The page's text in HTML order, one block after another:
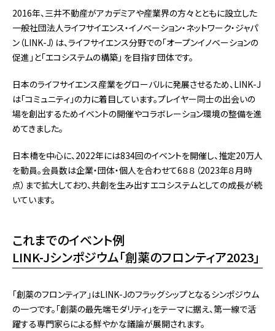
2016年、三井不動産がアカデミアや産業界の方々とともに設立した
一般社団法人ライフサイエンス・イノベーション・ネットワーク・ジャパ
ン（LINK-J）は、ライフサイエンス分野での「オープンイノベーションの
促進」と「エコシステムの構築」 を目指す団体です。
日本のライフサイエンス産業をグローバルに発展させるため、LINK-J
は「コミュニティ」の力に着目しています。プレイヤー同士の出会いの
場を創出するためイベントの開催やコラボレーション環境の整備を進
めてきました。
日本橋を中心に、2022年には834回のイベントを開催し、推定20万人
を動員。会員数は企業・団体・個人を合わせて6８８（2023年８月時
点）まで拡大しており、共創を生み出すエコシステムとしての成長が続
いています。
これまでのイベント例
LINK-Jシンポジウム「創薬のフロンティア2023」
「創薬のフロンティア」はLINK-Jのフラッグシップとなるシンポジウム
の一つです。「創薬の最先端モダリティ」をテーマに据え、第一線で活
躍する専門家らによる鮮やかな議論が展開されます。